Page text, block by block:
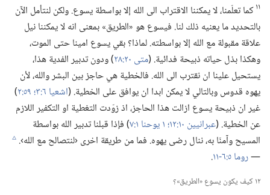
١١كما تعلّمنا،‏ لا يمكننا الاقتراب الى الله إلا بواسطة يسوع.‏ ولكن لنتأمل الآن
بالتحديد ما يعنيه ذلك لنا.‏ فيسوع هو «الطريق» بمعنى انه لا يمكننا نيل
علاقة مقبولة مع الله إلا بواسطته.‏ لماذا؟‏ بقي يسوع امينا حتى الموت،‏
وهكذا بذل حياته ذبيحة فدائية.‏ (‏متى ٢٠:‏٢٨
‏)‏ ودون تدبير الفدية هذا،‏
يستحيل علينا ان نقترب الى الله.‏ فالخطية هي حاجز بين البشر والله،‏ لأن
يهوه قدوس وبالتالي لا يمكن ابدا ان يوافق على الخطية.‏ (‏اشعيا ٦:‏٣؛‏
‏)‏
غير ان ذبيحة يسوع ازالت هذا الحاجز،‏ اذ زوّدت التغطية او التكفير اللازم
عن الخطية.‏ (‏عبرانيين ١٠:‏١٢؛‏
‏)‏ فإذا قبلنا تدبير الله بواسطة
المسيح وآمنّا به،‏ ننال رضى يهوه.‏ فما من طريقة اخرى ‹لنتصالح مع الله›.‏ c
—‏روما ٥:‏​٦-‏١١ ‏.‏
١٢ كيف يكون يسوع «الطريق»؟‏